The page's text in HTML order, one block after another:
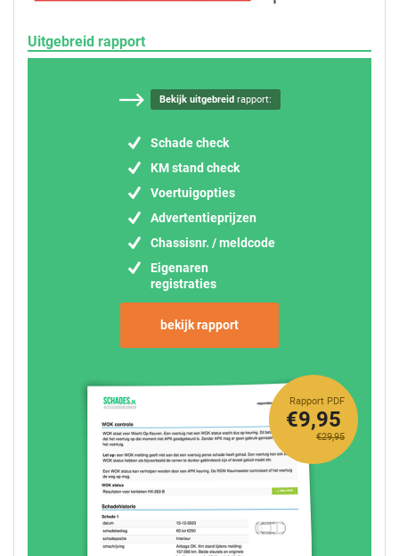
Uitgebreid rapport
Bekijk uitgebreidrapport:
Schade check
KM stand check
Voertuigopties
Advertentieprijzen
Chassisnr. / meldcode
Eigenaren
registraties
bekijk rapport
Rapport PDF
€29,95
€9,95